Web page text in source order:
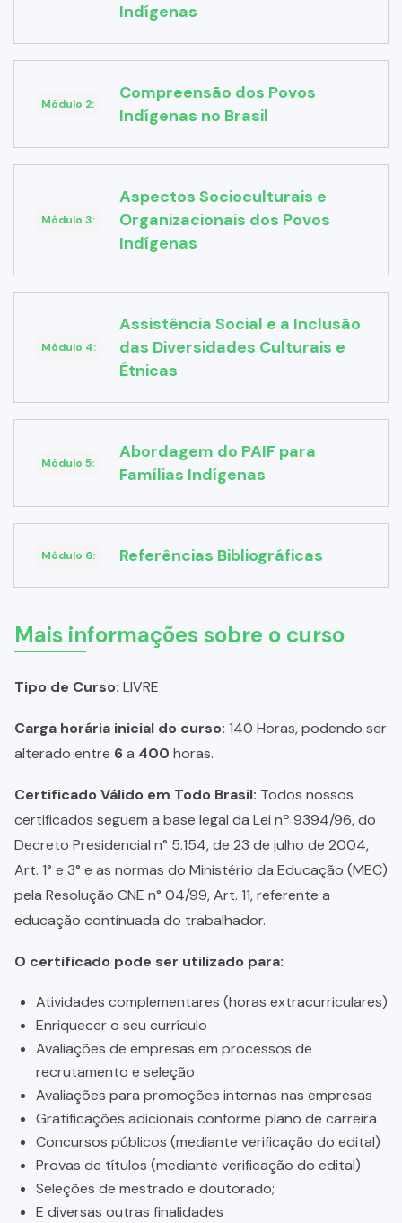
Indígenas
Módulo 2:
Compreensão dos Povos
Indígenas no Brasil
Módulo 3:
Aspectos Socioculturais e
Organizacionais dos Povos
Indígenas
Módulo 4:
Assistência Social e a Inclusão
das Diversidades Culturais e
Étnicas
Módulo 5:
Abordagem do PAIF para
Famílias Indígenas
Módulo 6: Referências Bibliográficas
Mais informações sobre o curso
Tipo de Curso: LIVRE
Carga horária inicial do curso: 140 Horas, podendo ser
alterado entre 6a 400 horas.
Certificado Válido em Todo Brasil: Todos nossos
certificados seguem a base legal da Lei nº 9394/96, do
Decreto Presidencial n° 5.154, de 23 de julho de 2004,
Art. 1° e 3° e as normas do Ministério da Educação (MEC)
pela Resolução CNE n° 04/99, Art. 11, referente a
educação continuada do trabalhador.
O certificado pode ser utilizado para:
Atividades complementares (horas extracurriculares)
Enriquecer o seu currículo
Avaliações de empresas em processos de
recrutamento e seleção
Avaliações para promoções internas nas empresas
Gratificações adicionais conforme plano de carreira
Concursos públicos (mediante verificação do edital)
Provas de títulos (mediante verificação do edital)
Seleções de mestrado e doutorado;
E diversas outras finalidades